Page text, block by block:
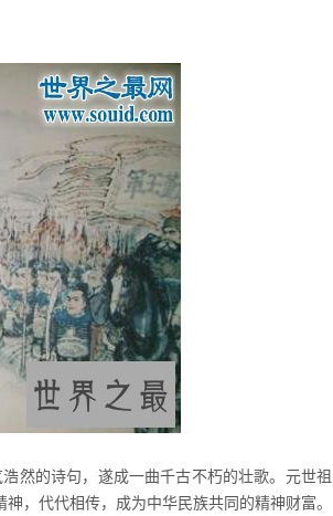
然的诗句，遂成一曲千古不朽的壮歌。元世祖
，代代相传，成为中华民族共同的精神财富。